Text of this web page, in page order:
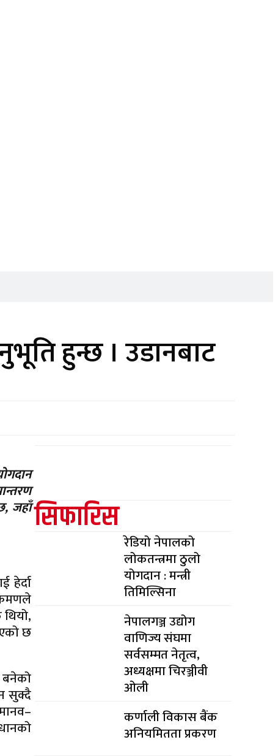
हुन्छ । उडानबाट
जहाँ
हेर्दा
छ
बनेको
सुक्दै
सिफारिस
रेडियो नेपालको
लोकतन्त्रमा ठुलो
योगदान : मन्त्री
तिमिल्सिना
नेपालगञ्ज उद्योग
वाणिज्य संघमा
सर्वसम्मत नेतृत्व,
अध्यक्षमा चिरञ्जीवी
ओली
कर्णाली विकास बैंक
अनियमितता प्रकरण